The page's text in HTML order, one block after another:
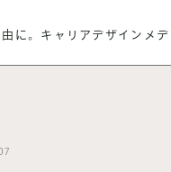
に。 キャリアデザインメデ